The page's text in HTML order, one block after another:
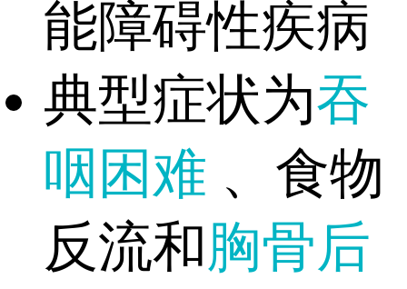
能障碍性疾病
典型症状为吞
咽困难 、食物
反流和胸骨后